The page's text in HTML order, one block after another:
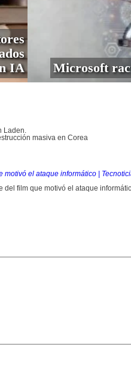
IA
Microsoft
Laden.
masiva en Corea
el ataque informático |
del film que motivó el ataque